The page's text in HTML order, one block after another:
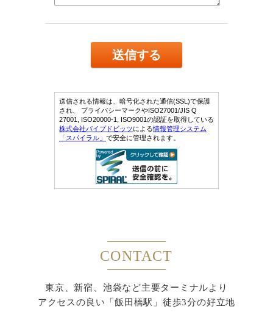
CONTACT
東京、新宿、池袋など主要ターミナルより
アクセスの良い「飯田橋駅」徒歩3分の好立地